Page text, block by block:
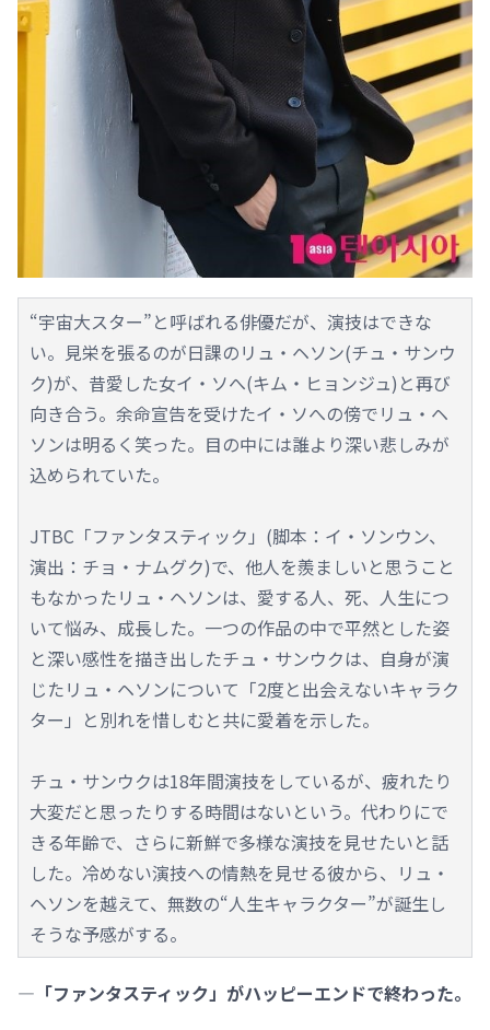
“宇宙大スター”と呼ばれる俳優だが、演技はできな
い。見栄を張るのが日課のリュ・ヘソン(チュ・サンウ
ク)が、昔愛した女イ・ソへ(キム・ヒョンジュ)と再び
向き合う。余命宣告を受けたイ・ソへの傍でリュ・ヘ
ソンは明るく笑った。目の中には誰より深い悲しみが
込められていた。
JTBC「ファンタスティック」(脚本：イ・ソンウン、
演出：チョ・ナムグク)で、他人を羨ましいと思うこと
もなかったリュ・ヘソンは、愛する人、死、人生につ
いて悩み、成長した。一つの作品の中で平然とした姿
と深い感性を描き出したチュ・サンウクは、自身が演
じたリュ・ヘソンについて「2度と出会えないキャラク
ター」と別れを惜しむと共に愛着を示した。
チュ・サンウクは18年間演技をしているが、疲れたり
大変だと思ったりする時間はないという。代わりにで
きる年齢で、さらに新鮮で多様な演技を見せたいと話
した。冷めない演技への情熱を見せる彼から、リュ・
ヘソンを越えて、無数の“人生キャラクター”が誕生し
そうな予感がする。
―「ファンタスティック」がハッピーエンドで終わった。